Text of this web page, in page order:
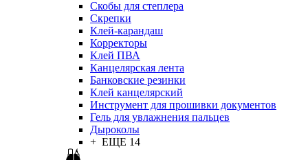
Скобы для степлера
Скрепки
Клей-карандаш
Корректоры
Клей ПВА
Канцелярская лента
Банковские резинки
Клей канцелярский
Инструмент для прошивки документов
Гель для увлажнения пальцев
Дыроколы
+ ЕЩЕ 14